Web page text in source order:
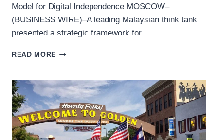
Model for Digital Independence MOSCOW–
(BUSINESS WIRE)–A leading Malaysian think tank
presented a strategic framework for…
READ MORE MALAYSIAN
PRESENTS
PLATFORM
ECONOMY
FRAMEWORK
AT
NATIONAL